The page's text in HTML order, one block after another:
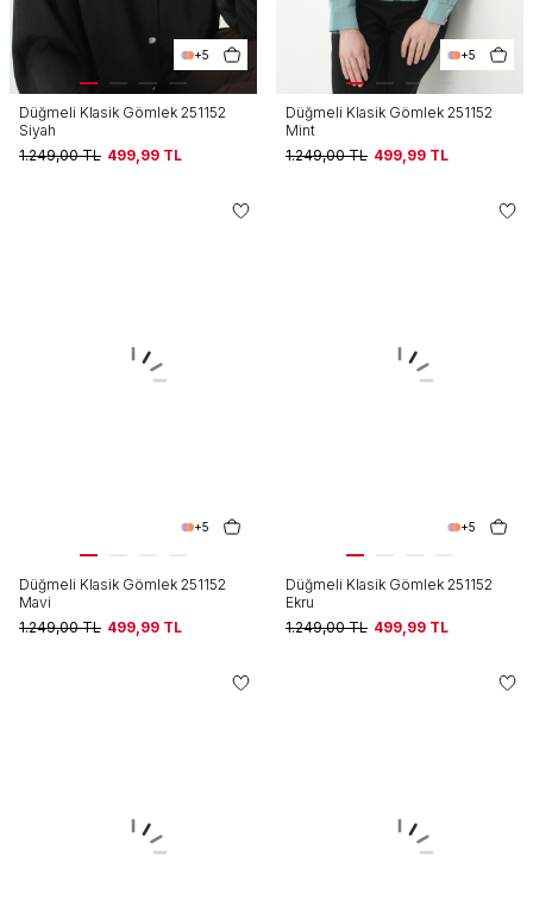
+5
Düğmeli Klasik Gömlek 251152
Siyah
1.249,00TL 499,99 TL
+5
Düğmeli Klasik Gömlek 251152
Mint
1.249,00TL 499,99 TL
+5
Düğmeli Klasik Gömlek 251152
Mavi
1.249,00TL 499,99 TL
+5
Düğmeli Klasik Gömlek 251152
Ekru
1.249,00TL 499,99 TL